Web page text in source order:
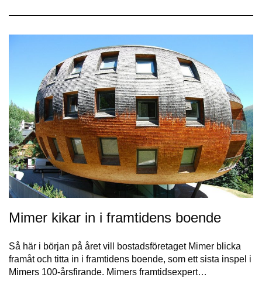
Mimer kikar in i framtidens boende
Så här i början på året vill bostadsföretaget Mimer blicka
framåt och titta in i framtidens boende, som ett sista inspel i
Mimers 100-årsfirande. Mimers framtidsexpert…